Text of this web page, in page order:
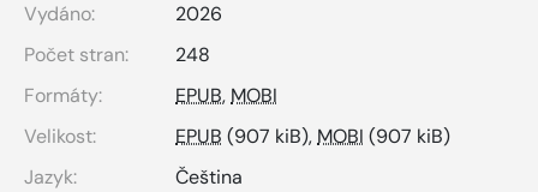
Vydáno:
2026
Počet stran:
248
Formáty:
EPUB,MOBI
Velikost:
EPUB (907 kiB),MOBI (907 kiB)
Jazyk:
Čeština